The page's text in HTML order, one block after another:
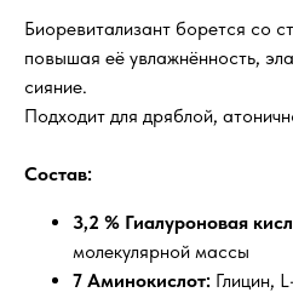
Биоревитализант борется со
повышая её увлажнëнность,
сияние.
Подходит для дряблой,
Состав:
3,2 % Гиалуроновая
молекулярной массы
7 Аминокислот: Глицин,